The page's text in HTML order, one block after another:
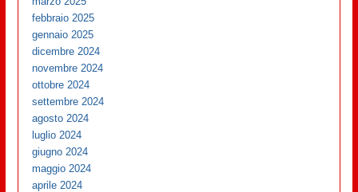
febbraio 2025
gennaio 2025
dicembre 2024
novembre 2024
ottobre 2024
settembre 2024
agosto 2024
luglio 2024
giugno 2024
maggio 2024
aprile 2024